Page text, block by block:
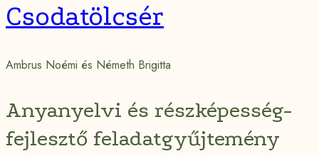
Csodatölcsér
Ambrus Noémi és Németh Brigitta
Anyanyelvi és részképesség-
fejlesztő feladatgyűjtemény